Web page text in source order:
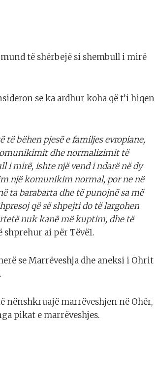
të shërbejë si shembull i mirë
se ka ardhur koha që t’i hiqen
të bëhen pjesë e familjes evropiane,
dhe normalizimit të
i mirë, ishte një vend i ndarë në dy
një komunikim normal, por ne në
ta barabarta dhe të punojnë sa më
që së shpejti do të largohen
nuk kanë më kuptim, dhe të
shprehur ai për Tëvë1.
se Marrëveshja dhe aneksi i Ohrit
nënshkruajë marrëveshjen në Ohër,
pikat e marrëveshjes.